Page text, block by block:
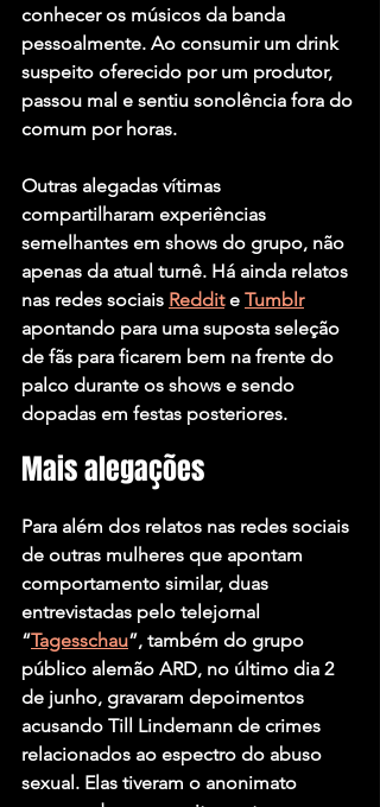
conhecer os músicos da banda
pessoalmente. Ao consumir um drink
suspeito oferecido por um produtor,
passou mal e sentiu sonolência fora do
comum por horas.
Outras alegadas vítimas
compartilharam experiências
semelhantes em shows do grupo, não
apenas da atual turnê. Há ainda relatos
nas redes sociais Reddit e Tumblr
apontando para uma suposta seleção
de fãs para ficarem bem na frente do
palco durante os shows e sendo
dopadas em festas posteriores.
Mais alegações
Para além dos relatos nas redes sociais
de outras mulheres que apontam
comportamento similar, duas
entrevistadas pelo telejornal
“Tagesschau”, também do grupo
público alemão ARD, no último dia 2
de junho, gravaram depoimentos
acusando Till Lindemann de crimes
relacionados ao espectro do abuso
sexual. Elas tiveram o anonimato